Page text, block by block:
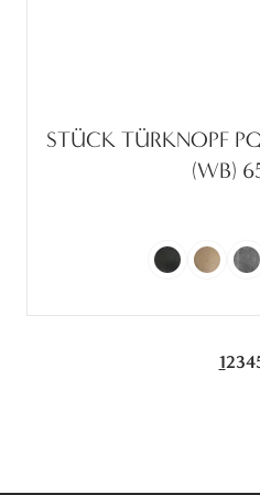
STÜCK TÜRKNOPF
(WB)
1234